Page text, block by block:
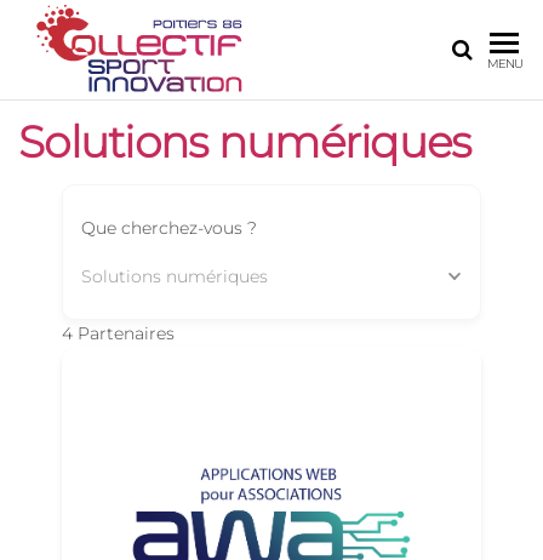
COLLECTIF
SPORT
INNOVATION
sur Poitiers
MENU
Solutions numériques
Que cherchez-vous ?
Solutions numériques
4Partenaires